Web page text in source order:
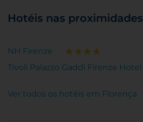
Hotéis nas proximidades
NH Firenze
Tivoli Palazzo Gaddi Firenze Hotel
Ver todos os hotéis em Florença